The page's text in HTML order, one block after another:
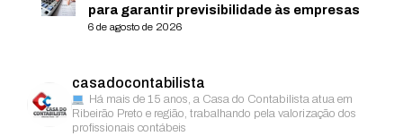
para garantir previsibilidade às empresas
6 de agosto de 2026
casadocontabilista
Há mais de 15 anos, a Casa do Contabilista atua em
Ribeirão Preto e região, trabalhando pela valorização dos
profissionais contábeis